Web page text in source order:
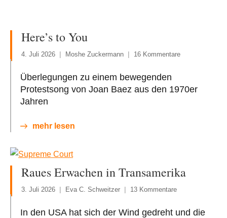
Here’s to You
4. Juli 2026 Moshe Zuckermann 16 Kommentare
Überlegungen zu einem bewegenden
Protestsong von Joan Baez aus den 1970er
Jahren
mehr lesen
Raues Erwachen in Transamerika
3. Juli 2026 Eva C. Schweitzer 13 Kommentare
In den USA hat sich der Wind gedreht und die